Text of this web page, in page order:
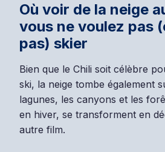
Où voir de la neige
vous ne voulez pas
pas) skier
Bien que le Chili soit célèbre
ski, la neige tombe également
lagunes, les canyons et les
en hiver, se transforment en
autre film.